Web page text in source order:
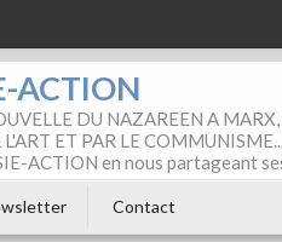
ACTION
DU NAZAREEN A
ET PAR LE
ACTION en nous partageant
Contact